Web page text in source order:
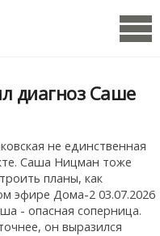
диагноз Саше
не единственная
Саша Ницман тоже
планы, как
эфире Дома-2 03.07.2026
- опасная соперница.
он выразился